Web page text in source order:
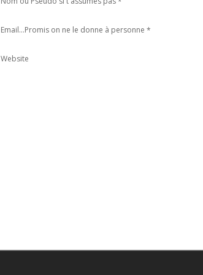
Email...Promis on ne le donne à personne *
Website